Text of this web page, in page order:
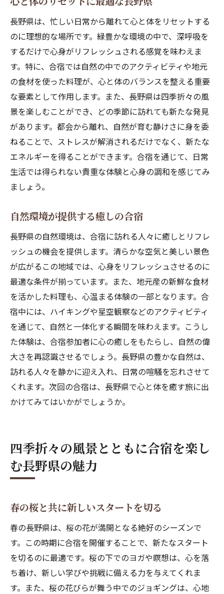
長野県は、忙しい日常から離れて心と体をリセットする
のに理想的な場所です。緑豊かな環境の中で、深呼吸を
するだけで心身がリフレッシュされる感覚を味わえま
す。特に、合宿では自然の中でのアクティビティや地元
の食材を使った料理が、心と体のバランスを整える重要
な要素として作用します。また、長野県は四季折々の風
景を楽しむことができ、どの季節に訪れても新たな発見
があります。都会から離れ、自然が育む静けさに身を委
ねることで、ストレスが解消されるだけでなく、新たな
エネルギーを得ることができます。合宿を通じて、日常
生活では得られない貴重な体験と心身の調和を感じてみ
ましょう。
自然環境が提供する癒しの合宿
長野県の自然環境は、合宿に訪れる人々に癒しとリフレ
ッシュの機会を提供します。清らかな空気と美しい景色
が広がるこの地域では、心身をリフレッシュさせるのに
最適な条件が揃っています。また、地元産の新鮮な食材
を活かした料理も、心温まる体験の一部となります。合
宿中には、ハイキングや星空観察などのアクティビティ
を通じて、自然と一体化する瞬間を味わえます。こうし
た体験は、合宿参加者に心の癒しをもたらし、自然の偉
大さを再認識させるでしょう。長野県の豊かな自然は、
訪れる人々を静かに迎え入れ、日常の喧騒を忘れさせて
くれます。次回の合宿は、長野県で心と体を癒す旅に出
かけてみてはいかがでしょうか。
四季折々の風景とともに合宿を楽し
む長野県の魅力
春の桜と共に新しいスタートを切る
春の長野県は、桜の花が満開となる絶好のシーズンで
す。この時期に合宿を開催することで、新たなスタート
を切るのに最適です。桜の下でのヨガや瞑想は、心を落
ち着け、新しい学びや挑戦に備える力を与えてくれま
す。また、桜の花びらが舞う中でのジョギングは、心地